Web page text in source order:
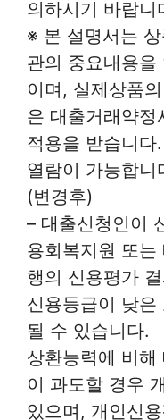
의하시기 바랍니
※ 본 설명서는
관의 중요내용을
이며, 실제상품
은 대출거래약정
적용을 받습니다
열람이 가능합니
(변경후)
– 대출신청인이
용회복지원 또
행의 신용평가
신용등급이 낮
될 수 있습니다.
상환능력에 비해
이 과도할 경우
있으며, 개인신